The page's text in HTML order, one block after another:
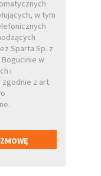
w tym
Sparta Sp. z
w
i
z art.